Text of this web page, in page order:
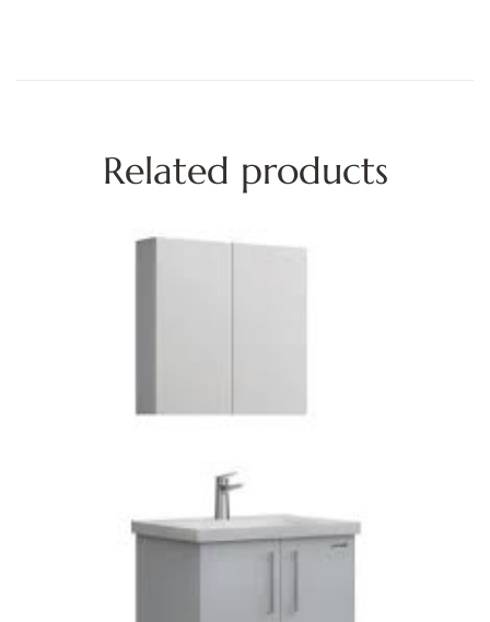
Related products